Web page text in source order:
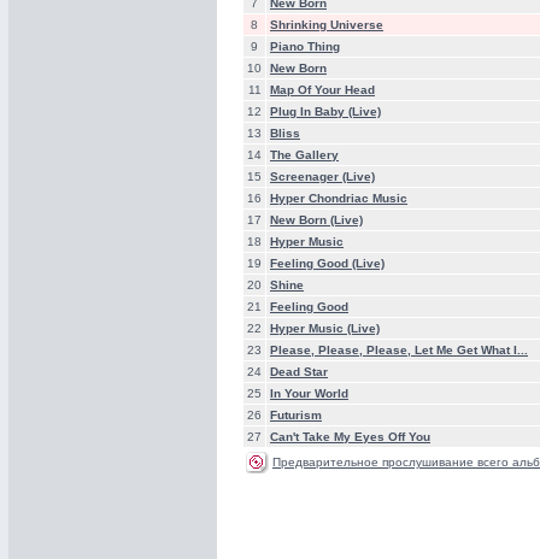
7
New Born
8
Shrinking Universe
9
Piano Thing
10
New Born
11
Map Of Your Head
12
Plug In Baby (Live)
13
Bliss
14
The Gallery
15
Screenager (Live)
16
Hyper Chondriac Music
17
New Born (Live)
18
Hyper Music
19
Feeling Good (Live)
20
Shine
21
Feeling Good
22
Hyper Music (Live)
23
Please, Please, Please, Let Me Get What I...
24
Dead Star
25
In Your World
26
Futurism
27
Can't Take My Eyes Off You
Предварительное прослушивание всего